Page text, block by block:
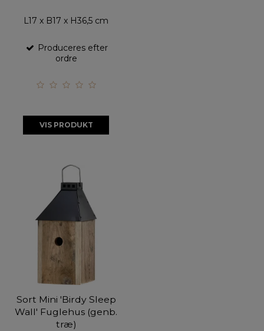
L17 x B17 x H36,5 cm
Produceres efter
ordre
VIS PRODUKT
Sort Mini 'Birdy Sleep
Wall' Fuglehus (genb.
træ)